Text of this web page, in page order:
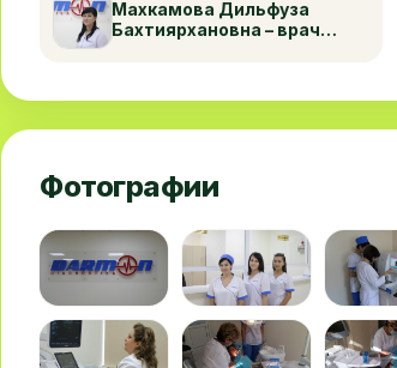
Махкамова Дильфуза
Бахтиярхановна – врач
Фотографии